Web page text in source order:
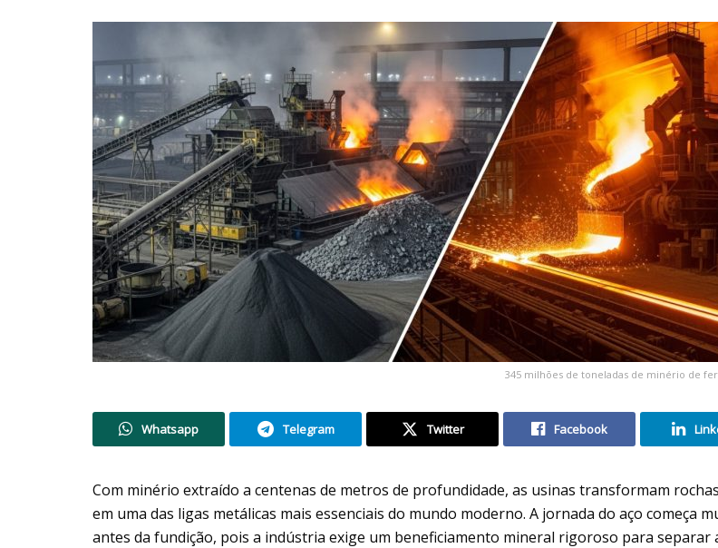
345 milhões de toneladas de minério de
Whatsapp Telegram Twitter Facebook
Com minério extraído a centenas de metros de profundidade, as usinas transformam
em uma das ligas metálicas mais essenciais do mundo moderno. A jornada do aço começa
antes da fundição, pois a indústria exige um beneficiamento mineral rigoroso para separar